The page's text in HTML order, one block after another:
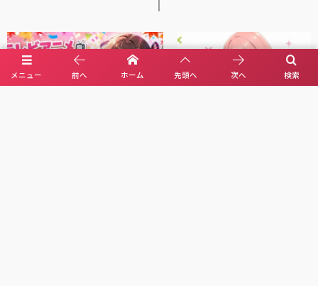
メニュー 検索
前へ ホーム 先頭へ 次へ